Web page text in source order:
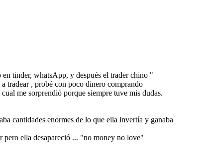
tinder, whatsApp, y después el trader chino "
tradear , probé con poco dinero comprando
me sorprendió porque siempre tuve mis dudas.
cantidades enormes de lo que ella invertía y ganaba
pero ella desapareció ... "no money no love"